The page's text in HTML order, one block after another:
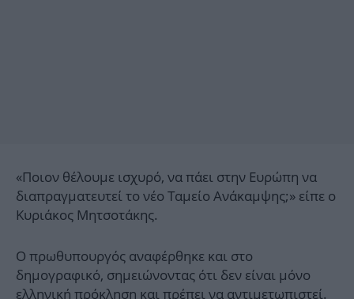
«Ποιον θέλουμε ισχυρό, να πάει στην Ευρώπη να
διαπραγματευτεί το νέο Ταμείο Ανάκαμψης;» είπε ο
Κυριάκος Μητσοτάκης.
Ο πρωθυπουργός αναφέρθηκε και στo
δημογραφικό, σημειώνοντας ότι δεν είναι μόνο
ελληνική πρόκληση και πρέπει να αντιμετωπιστεί.